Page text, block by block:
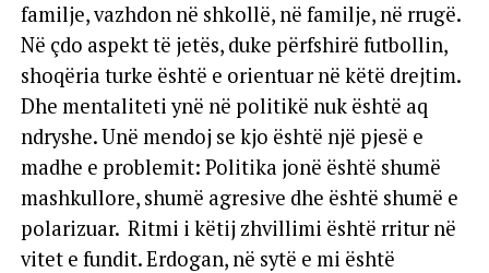
familje, vazhdon në shkollë, në familje, në rrugë.
Në çdo aspekt të jetës, duke përfshirë futbollin,
shoqëria turke është e orientuar në këtë drejtim.
Dhe mentaliteti ynë në politikë nuk është aq
ndryshe. Unë mendoj se kjo është një pjesë e
madhe e problemit: Politika jonë është shumë
mashkullore, shumë agresive dhe është shumë e
polarizuar. Ritmi i këtij zhvillimi është rritur në
vitet e fundit. Erdogan, në sytë e mi është